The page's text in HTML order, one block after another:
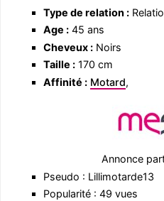
Type de relation :
Age :45 ans
Cheveux :Noirs
Taille :170 cm
Affinité : Motard,
Annonce
Pseudo : Lillimotarde13
Popularité : 49 vues